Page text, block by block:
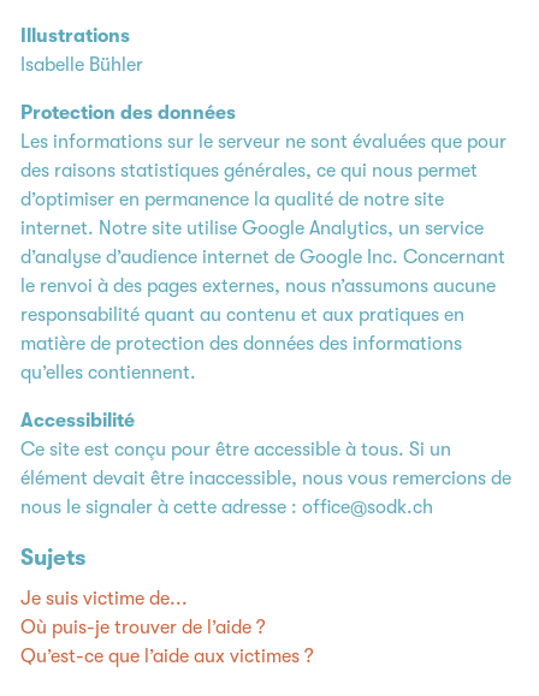
Illustrations
Isabelle Bühler
Protection des données
Les informations sur le serveur ne sont évaluées que pour
des raisons statistiques générales, ce qui nous permet
d’optimiser en permanence la qualité de notre site
internet. Notre site utilise Google Analytics, un service
d’analyse d’audience internet de Google Inc. Concernant
le renvoi à des pages externes, nous n’assumons aucune
responsabilité quant au contenu et aux pratiques en
matière de protection des données des informations
qu’elles contiennent.
Accessibilité
Ce site est conçu pour être accessible à tous. Si un
élément devait être inaccessible, nous vous remercions de
nous le signaler à cette adresse :office@sodk.ch
Sujets
Je suis victime de...
Où puis-je trouver de l’aide ?
Qu’est-ce que l’aide aux victimes ?